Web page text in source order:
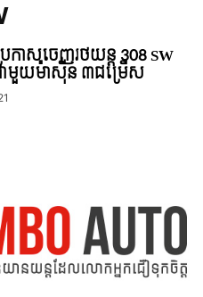
រកាសចេញរថយន្ត 308 SW
ជាមួយម៉ាស៊ីន ៣ជម្រើស